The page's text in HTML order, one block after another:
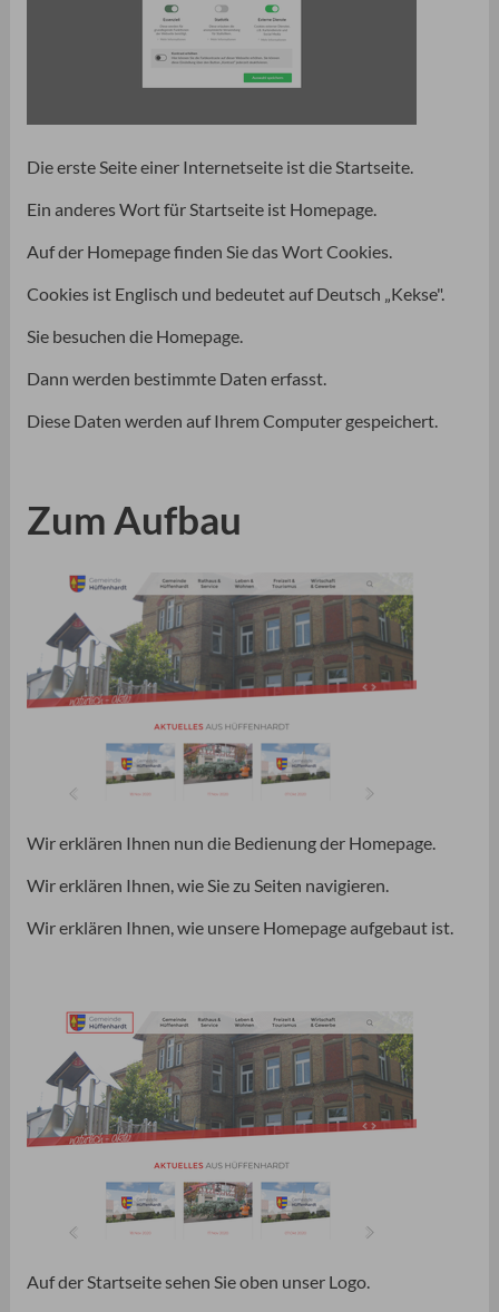
Die erste Seite einer Internetseite ist die Startseite.
Ein anderes Wort für Startseite ist Homepage.
Auf der Homepage finden Sie das Wort Cookies.
Cookies ist Englisch und bedeutet auf Deutsch „Kekse".
Sie besuchen die Homepage.
Dann werden bestimmte Daten erfasst.
Diese Daten werden auf Ihrem Computer gespeichert.
Zum Aufbau
Wir erklären Ihnen nun die Bedienung der Homepage.
Wir erklären Ihnen, wie Sie zu Seiten navigieren.
Wir erklären Ihnen, wie unsere Homepage aufgebaut ist.
Auf der Startseite sehen Sie oben unser Logo.